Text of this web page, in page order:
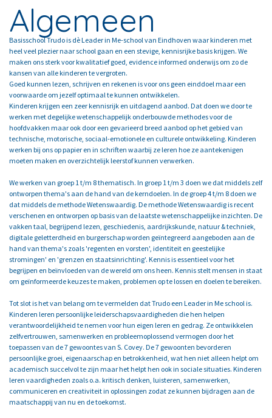
Algemeen
Basisschool Trudo is dè Leader in Me-school van Eindhoven waar kinderen met
heel veel plezier naar school gaan en een stevige, kennisrijke basis krijgen. We
maken ons sterk voor kwalitatief goed, evidence informed onderwijs om zo de
kansen van alle kinderen te vergroten.
Goed kunnen lezen, schrijven en rekenen is voor ons geen einddoel maar een
voorwaarde om jezelf optimaal te kunnen ontwikkelen.
Kinderen krijgen een zeer kennisrijk en uitdagend aanbod. Dat doen we door te
werken met degelijke wetenschappelijk onderbouwde methodes voor de
hoofdvakken maar ook door een gevarieerd breed aanbod op het gebied van
technische, motorische, sociaal-emotionele en culturele ontwikkeling. Kinderen
werken bij ons op papier en in schriften waarbij ze leren hoe ze aantekenigen
moeten maken en overzichtelijk leerstof kunnen verwerken.
We werken van groep 1 t/m 8 thematisch. In groep 1 t/m 3 doen we dat middels zelf
ontworpen thema's aan de hand van de kerndoelen. In de groep 4 t/m 8 doen we
dat middels de methode Wetenswaardig. De methode Wetenswaardig is recent
verschenen en ontworpen op basis van de laatste wetenschappelijke inzichten. De
vakken taal, begrijpend lezen, geschiedenis, aardrijkskunde, natuur & techniek,
digitale geletterdheid en burgerschap worden geïntegreerd aangeboden aan de
hand van thema's zoals 'regenten en vorsten', identiteit en geestelijke
stromingen' en 'grenzen en staatsinrichting'. Kennis is essentieel voor het
begrijpen en beïnvloeden van de wereld om ons heen. Kennis stelt mensen in staat
om geïnformeerde keuzes te maken, problemen op te lossen en doelen te bereiken.
Tot slot is het van belang om te vermelden dat Trudo een Leader in Me school is.
Kinderen leren persoonlijke leiderschapsvaardigheden die hen helpen
verantwoordelijkheid te nemen voor hun eigen leren en gedrag. Ze ontwikkelen
zelfvertrouwen, samenwerken en probleemoplossend vermogen door het
toepassen van de 7 gewoontes van S. Covey. De 7 gewoonten bevorderen
persoonlijke groei, eigenaarschap en betrokkenheid, wat hen niet alleen helpt om
academisch succelvol te zijn maar het helpt hen ook in sociale situaties. Kinderen
leren vaardigheden zoals o.a. kritisch denken, luisteren, samenwerken,
communiceren en creativiteit in oplossingen zodat ze kunnen bijdragen aan de
maatschappij van nu en de toekomst.